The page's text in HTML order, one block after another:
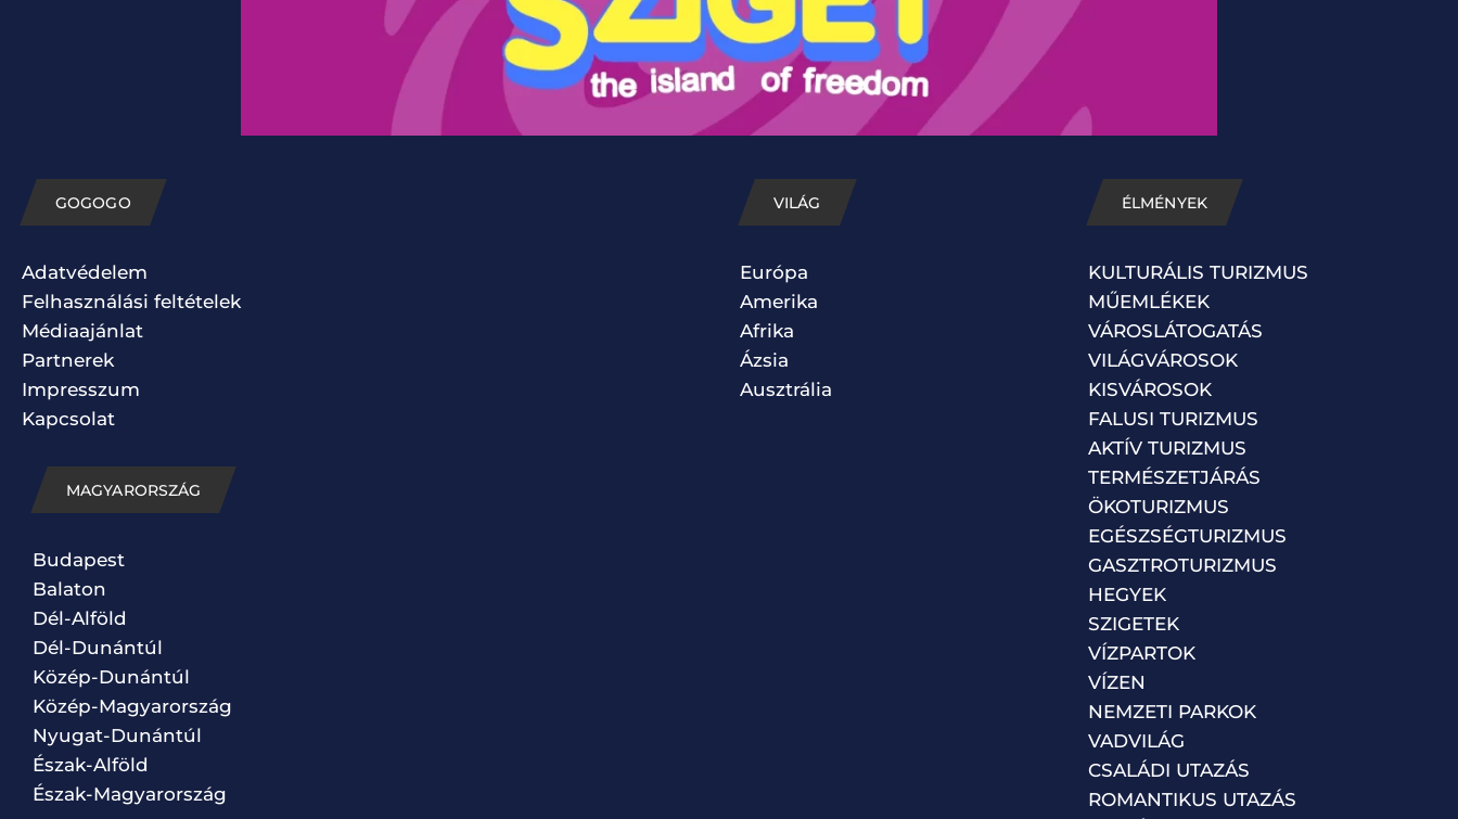
GOGOGO
Adatvédelem
Felhasználási feltételek
Médiaajánlat
Partnerek
Impresszum
Kapcsolat
MAGYARORSZÁG
Budapest
Balaton
Dél-Alföld
Dél-Dunántúl
Közép-Dunántúl
Közép-Magyarország
Nyugat-Dunántúl
Észak-Alföld
Észak-Magyarország
VILÁG
Európa
Amerika
Afrika
Ázsia
Ausztrália
ÉLMÉNYEK
KULTURÁLIS TURIZMUS
MŰEMLÉKEK
VÁROSLÁTOGATÁS
VILÁGVÁROSOK
KISVÁROSOK
FALUSI TURIZMUS
AKTÍV TURIZMUS
TERMÉSZETJÁRÁS
ÖKOTURIZMUS
EGÉSZSÉGTURIZMUS
GASZTROTURIZMUS
HEGYEK
SZIGETEK
VÍZPARTOK
VÍZEN
NEMZETI PARKOK
VADVILÁG
CSALÁDI UTAZÁS
ROMANTIKUS UTAZÁS